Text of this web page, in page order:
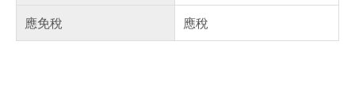
應免稅 應稅